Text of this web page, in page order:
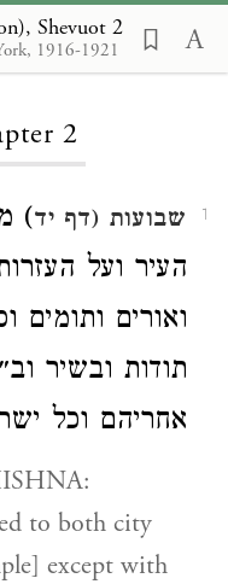
Shevuot 2
1916-1921
2
1 שבועות (דף יד)
העיר ועל
ואורים ותומים
תודות ובשיר
אחריהם וכל
to both city
except with